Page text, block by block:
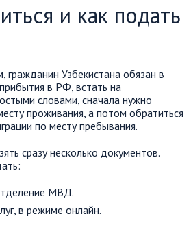
и как подать
гражданин Узбекистана обязан в
в РФ, встать на
словами, сначала нужно
проживания, а потом обратиться
по месту пребывания.
сразу несколько документов.
МВД.
в режиме онлайн.